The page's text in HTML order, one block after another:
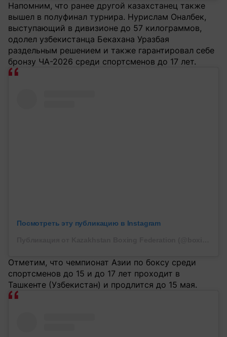
Напомним, что ранее другой казахстанец также
вышел в полуфинал турнира. Нурислам Оналбек,
выступающий в дивизионе до 57 килограммов,
одолел узбекистанца Бекахана Уразбая
раздельным решением и также гарантировал себе
бронзу ЧА-2026 среди спортсменов до 17 лет.
Посмотреть эту публикацию в Instagram
Отметим, что чемпионат Азии по боксу среди
спортсменов до 15 и до 17 лет проходит в
Ташкенте (Узбекистан) и продлится до 15 мая.